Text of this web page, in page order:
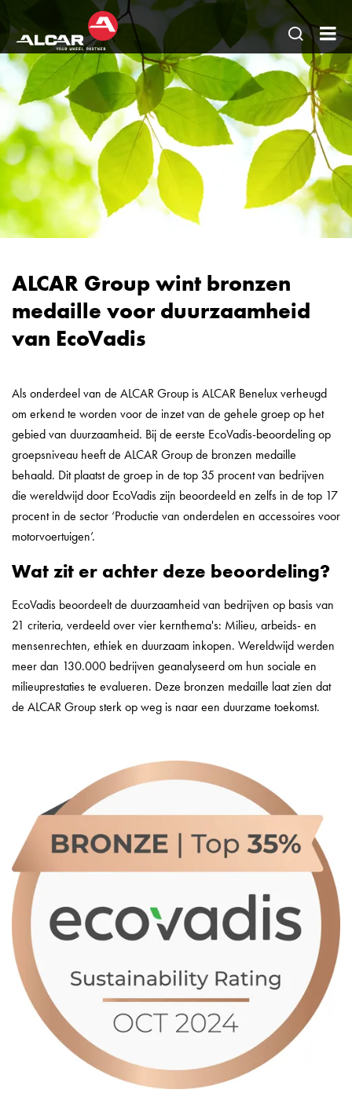
Open
pagina
zoeken
BV
ALCAR Group wint bronzen
medaille voor duurzaamheid
van EcoVadis
Als onderdeel van de ALCAR Group is ALCAR Benelux verheugd
om erkend te worden voor de inzet van de gehele groep op het
gebied van duurzaamheid. Bij de eerste EcoVadis-beoordeling op
groepsniveau heeft de ALCAR Group de bronzen medaille
behaald. Dit plaatst de groep in de top 35 procent van bedrijven
die wereldwijd door EcoVadis zijn beoordeeld en zelfs in de top 17
procent in de sector ‘Productie van onderdelen en accessoires voor
motorvoertuigen’.
Wat zit er achter deze beoordeling?
EcoVadis beoordeelt de duurzaamheid van bedrijven op basis van
21 criteria, verdeeld over vier kernthema's: Milieu, arbeids- en
mensenrechten, ethiek en duurzaam inkopen. Wereldwijd werden
meer dan 130.000 bedrijven geanalyseerd om hun sociale en
milieuprestaties te evalueren. Deze bronzen medaille laat zien dat
de ALCAR Group sterk op weg is naar een duurzame toekomst.